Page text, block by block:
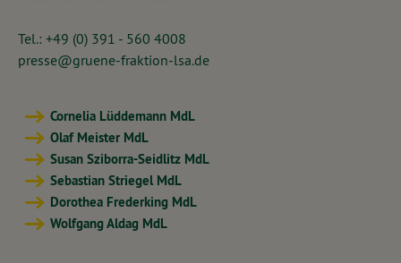
Tel.: +49 (0) 391 - 560 4008
presse@gruene-fraktion-lsa.de
Cornelia Lüddemann MdL
Olaf Meister MdL
Susan Sziborra-Seidlitz MdL
Sebastian Striegel MdL
Dorothea Frederking MdL
Wolfgang Aldag MdL